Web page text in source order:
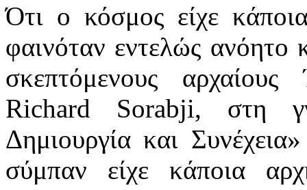
Ότι ο κόσμος είχε
φαινόταν εντελώς ανόητο
σκεπτόμενους
Richard Sorabji, στη
Δημιουργία και
σύμπαν είχε κάποια